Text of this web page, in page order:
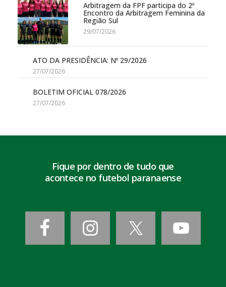
Arbitragem da FPF participa do 2º
Encontro da Arbitragem Feminina da
Região Sul
29/07/2026
ATO DA PRESIDÊNCIA: Nº 29/2026
27/07/2026
BOLETIM OFICIAL 078/2026
27/07/2026
Fique por dentro de tudo que
acontece no futebol paranaense